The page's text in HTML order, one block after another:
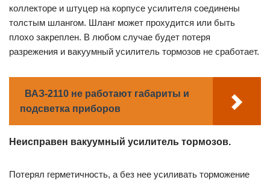
коллекторе и штуцер на корпусе усилителя соединены
толстым шлангом. Шланг может прохудится или быть
плохо закреплен. В любом случае будет потеря
разрежения и вакуумный усилитель тормозов не сработает.
ВАЗ-2110 не работают габариты и
подсветка приборов
Неисправен вакуумный усилитель тормозов.
Потерял герметичность, а без нее усиливать торможение